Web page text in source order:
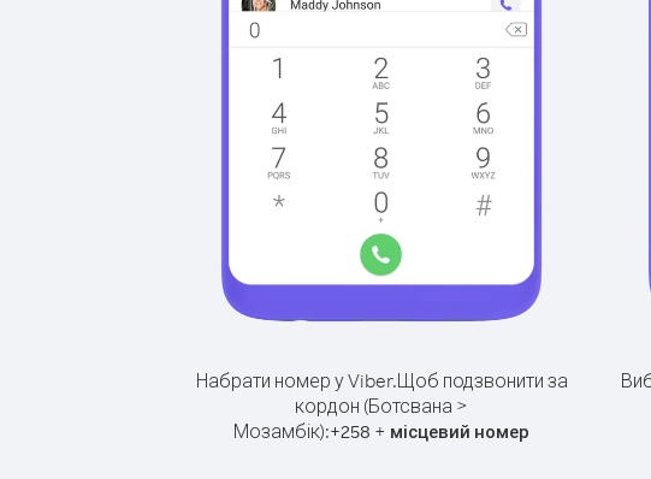
Набрати номер у Viber.Щоб подзвонити за
кордон (Ботсвана >
Мозамбік):+258 + місцевий номер